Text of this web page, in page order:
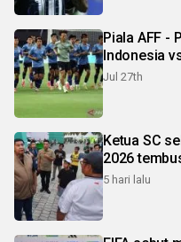
Piala AFF -
Indonesia
Jul 27th
Ketua SC
2026
5 hari lalu